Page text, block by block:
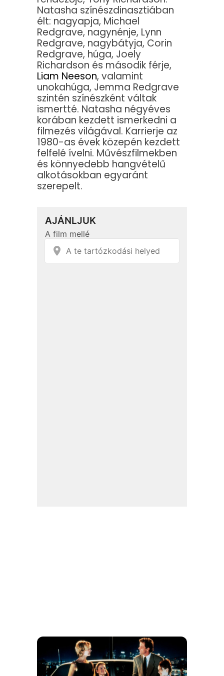
Natasha színészdinasztiában
élt: nagyapja, Michael
Redgrave, nagynénje, Lynn
Redgrave, nagybátyja, Corin
Redgrave, húga, Joely
Richardson és második férje,
Liam Neeson, valamint
unokahúga, Jemma Redgrave
szintén színészként váltak
ismertté. Natasha négyéves
korában kezdett ismerkedni a
filmezés világával. Karrierje az
1980-as évek közepén kezdett
felfelé ívelni. Művészfilmekben
és könnyedebb hangvételű
alkotásokban egyaránt
szerepelt.